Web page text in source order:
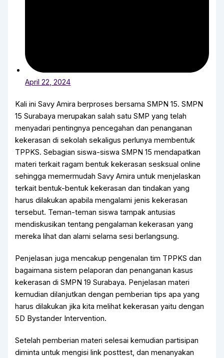
April 22, 2024
Kali ini Savy Amira berproses bersama SMPN 15. SMPN
15 Surabaya merupakan salah satu SMP yang telah
menyadari pentingnya pencegahan dan penanganan
kekerasan di sekolah sekaligus perlunya membentuk
TPPKS. Sebagian siswa-siswa SMPN 15 mendapatkan
materi terkait ragam bentuk kekerasan sesksual online
sehingga memermudah Savy Amira untuk menjelaskan
terkait bentuk-bentuk kekerasan dan tindakan yang
harus dilakukan apabila mengalami jenis kekerasan
tersebut. Teman-teman siswa tampak antusias
mendiskusikan tentang pengalaman kekerasan yang
mereka lihat dan alami selama sesi berlangsung.
Penjelasan juga mencakup pengenalan tim TPPKS dan
bagaimana sistem pelaporan dan penanganan kasus
kekerasan di SMPN 19 Surabaya. Penjelasan materi
kemudian dilanjutkan dengan pemberian tips apa yang
harus dilakukan jika kita melihat kekerasan yaitu dengan
5D Bystander Intervention.
Setelah pemberian materi selesai kemudian partisipan
diminta untuk mengisi link posttest, dan menanyakan